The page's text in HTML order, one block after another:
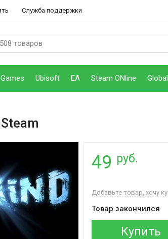
Служба поддержки
Ubisoft EA Steam ONline
49 руб.
Добавьте товар, хочу
Товар закончился
Купить